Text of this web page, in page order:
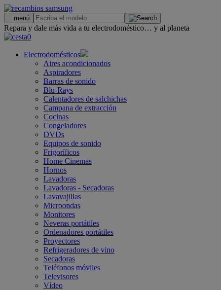
menú
Repara y dale más vida a tu electrodoméstico… y al planeta
0
Electrodomésticos
Aires acondicionados
Aspiradores
Barras de sonido
Blu-Rays
Calentadores de salchichas
Campana de extracción
Cocinas
Congeladores
DVDs
Equipos de sonido
Frigoríficos
Home Cinemas
Hornos
Lavadoras
Lavadoras - Secadoras
Lavavajillas
Microondas
Monitores
Neveras portátiles
Ordenadores portátiles
Proyectores
Refrigeradores de vino
Secadoras
Teléfonos móviles
Televisores
Vídeo